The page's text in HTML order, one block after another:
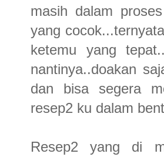
masih dalam
yang
ketemu yang
nantinya..doakan
dan bisa segera
resep2 ku dalam
Resep2 yang di